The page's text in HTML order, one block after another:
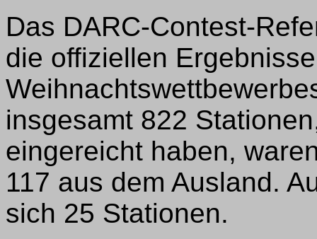
Das DARC-Contest-
die offiziellen
insgesamt 822
eingereicht haben,
117 aus dem Ausland.
sich 25 Stationen.